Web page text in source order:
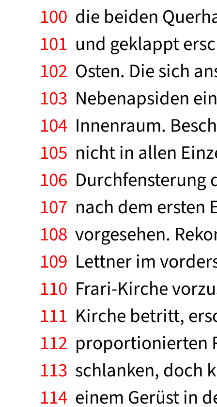
100 die beiden
101 und geklappt
102 Osten. Die sich
103 Nebenapsiden
104 Innenraum.
105 nicht in allen
106 Durchfensterung
107 nach dem ersten
108 vorgesehen.
109 Lettner im
110 Frari-Kirche
111 Kirche betritt,
112 proportionierten
113 schlanken, doch
114 einem Gerüst in